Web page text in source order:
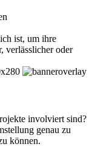
ist, um ihre
verlässlicher oder
involviert sind?
genau zu
können.